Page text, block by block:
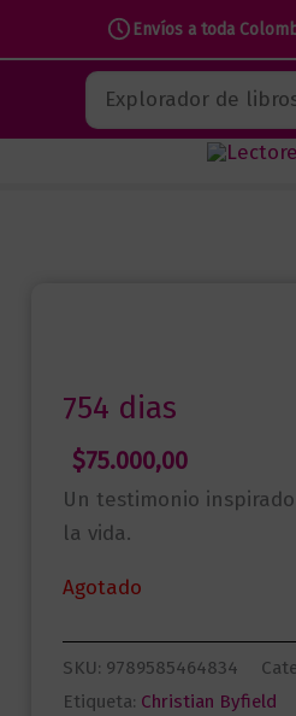
Envíos a toda
contenido
Buscar
754 dias
$75.000,00
Un testimonio
la vida.
Agotado
SKU: 9789585464834
Etiqueta: Christian Byfield